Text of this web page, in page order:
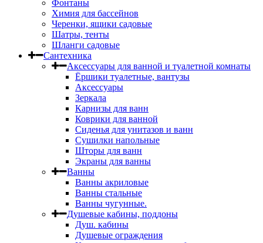
Фонтаны
Химия для бассейнов
Черенки, ящики садовые
Шатры, тенты
Шланги садовые
Сантехника
Аксессуары для ванной и туалетной комнаты
Ёршики туалетные, вантузы
Аксессуары
Зеркала
Карнизы для ванн
Коврики для ванной
Сиденья для унитазов и ванн
Сушилки напольные
Шторы для ванн
Экраны для ванны
Ванны
Ванны акриловые
Ванны стальные
Ванны чугунные.
Душевые кабины, поддоны
Душ. кабины
Душевые ограждения